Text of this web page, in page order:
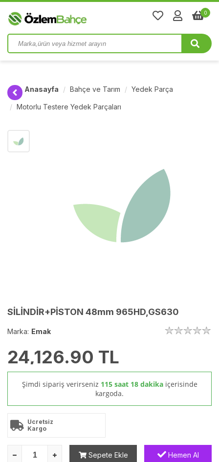
0
Anasayfa Bahçe ve Tarım Yedek Parça
Motorlu Testere Yedek Parçaları
SİLİNDİR+PİSTON 48mm 965HD,GS630
Marka: Emak
24,126.90 TL
Şimdi sipariş verirseniz 115 saat 18 dakika içerisinde
kargoda.
Ücretsiz
Kargo
Sepete Ekle Hemen Al